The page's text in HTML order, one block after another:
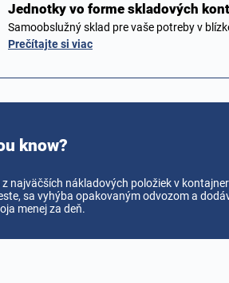
Jednotky vo forme skladových
Samoobslužný sklad pre vaše potreby v
Prečítajte si viac
know?
z najväčších nákladových položiek v
sa vyhýba opakovaným odvozom a
menej za deň.